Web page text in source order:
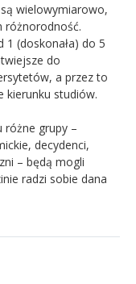
wielowymiarowo,
różnorodność.
1 (doskonała) do 5
do
a przez to
kierunku studiów.
różne grupy –
decydenci,
– będą mogli
radzi sobie dana